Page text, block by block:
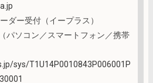
ダー受付（イープラス）
パソコン／スマートフォン／携帯
sys/T1U14P0010843P006001P